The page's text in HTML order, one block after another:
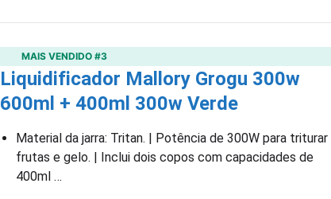
MAIS VENDIDO #3
Liquidificador Mallory Grogu 300w
600ml + 400ml 300w Verde
Material da jarra: Tritan. | Potência de 300W para triturar
frutas e gelo. | Inclui dois copos com capacidades de
400ml …